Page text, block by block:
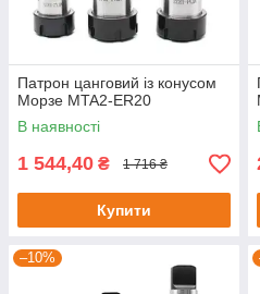
Патрон цанговий із конусом
Морзе MTA2-ER20
В наявності
1 544,40 ₴ 1 716 ₴
Купити
–10%